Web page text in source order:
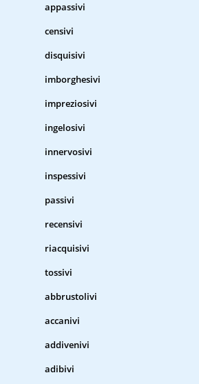
appassivi
censivi
disquisivi
imborghesivi
impreziosivi
ingelosivi
innervosivi
inspessivi
passivi
recensivi
riacquisivi
tossivi
abbrustolivi
accanivi
addivenivi
adibivi